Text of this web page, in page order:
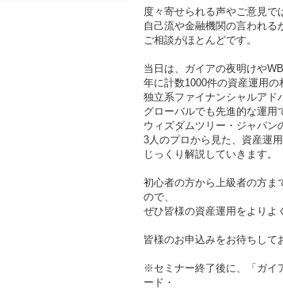
度々寄せられる声やご意見で
自己流や金融機関の言われる
ご相談がほとんどです。
当日は、ガイアの夜明けや
年に計数1000件の資産運用の
独立系ファイナンシャルアド
グローバルでも先進的な運用
ウィズダムツリー・ジャパン
3人のプロから見た、資産運
じっくり解説していきます。
初心者の方から上級者の方ま
ので、
ぜひ皆様の資産運用をよりよ
皆様のお申込みをお待ちして
※セミナー終了後に、「ガイ
ード・